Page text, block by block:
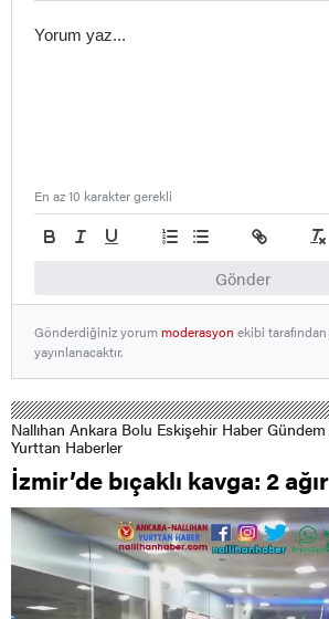
Gönder
En az 10 karakter gerekli
Gönderdiğiniz yorummoderasyon ekibi
yayınlanacaktır.
Nallıhan Ankara Bolu Eskişehir Haber
Yurttan Haberler
İzmir’de bıçaklı kavga: 2